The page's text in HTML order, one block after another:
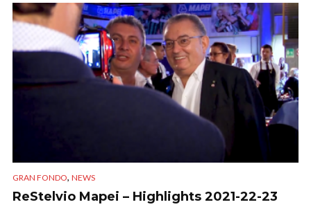
GRAN FONDO, NEWS
ReStelvio Mapei – Highlights 2021-22-23